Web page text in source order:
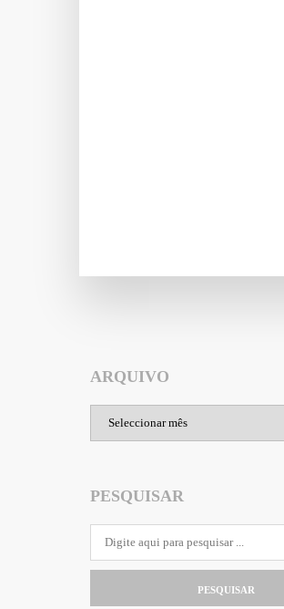
ARQUIVO
Arquivo
PESQUISAR
PESQUISAR